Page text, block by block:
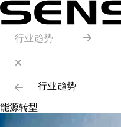
行业趋势
行业趋势
能源转型